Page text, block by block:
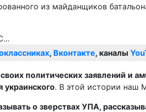
из майданщиков
, Вконтакте, каналы
политических заявлений и
украинского. В этой истории наш
о зверствах УПА,